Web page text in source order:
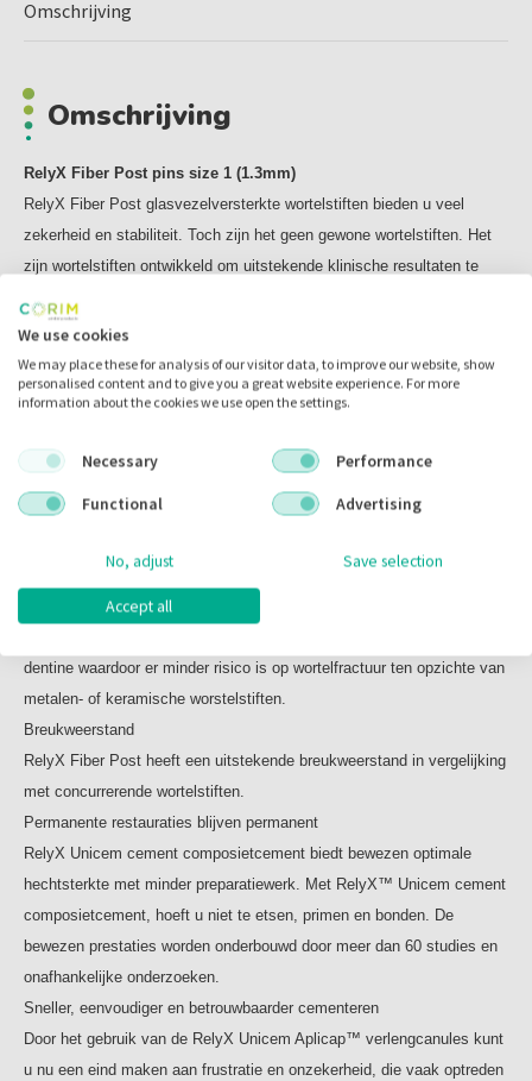
optimale hechtsterkte met minder preparatiewerk. Met
etsen, primen en bonden. De bewezen prestaties worden
onderbouwd door meer dan 60 studies en onafhankelijke
onderzoeken.
Sneller, eenvoudiger en betrouwbaarder cementeren
Door het gebruik van de RelyX Unicem Aplicap™
verlengcanules kunt u nu een eind maken aan frustratie en
onzekerheid, die vaak optreden tijdens het cementeren van
Door gelijkmatige verdeling van het cementeermateriaal
van de bodem tot aan de bovenkant van het kanaal is er
minder kans op leemtes, waardoor de hechting optimaal is.
- Bij onvoldoende resterend tandweefsel (< 4mm)
- Een wortelstift is nodig ter ondersteuning van de
kroonopbouw
boren zijn verkrijgbaar in vier maten en zijn kleur-
gecodeerd om een nauwkeurige match te waarborgen.
Inhoud:
10 stuks
Omschrijving
Omschrijving
RelyX Fiber Post pins size 1 (1.3mm)
RelyX Fiber Post glasvezelversterkte wortelstiften bieden u veel
zekerheid en stabiliteit. Toch zijn het geen gewone wortelstiften. Het
zijn wortelstiften ontwikkeld om uitstekende klinische resultaten te
met RelyX Unicem 2 Automix cement.
Uw voordelen:
- Hogere breukweerstand dan veel andere vooraanstaande
- Esthetisch dankzij translucentie en geen risico op corrosie in
- Vrijwel geen luchtbellen, bij gebruik van RelyX Unicem 2 Automix
combinatie met RelyX Unicem 2 cement.
Hogere elasticiteit
dentine waardoor er minder risico is op wortelfractuur ten opzichte van
metalen- of keramische worstelstiften.
Breukweerstand
RelyX Fiber Post heeft een uitstekende breukweerstand in vergelijking
met concurrerende wortelstiften.
Permanente restauraties blijven permanent
RelyX Unicem cement composietcement biedt bewezen optimale
hechtsterkte met minder preparatiewerk. Met RelyX™ Unicem cement
composietcement, hoeft u niet te etsen, primen en bonden. De
bewezen prestaties worden onderbouwd door meer dan 60 studies en
onafhankelijke onderzoeken.
Sneller, eenvoudiger en betrouwbaarder cementeren
Door het gebruik van de RelyX Unicem Aplicap™ verlengcanules kunt
u nu een eind maken aan frustratie en onzekerheid, die vaak optreden
We use cookies
We may place these for analysis of our visitor data, to improve our website, show
personalised content and to give you a great website experience. For more
information about the cookies we use open the settings.
Necessary
Performance
Functional
Advertising
No, adjust Save selection
Accept all